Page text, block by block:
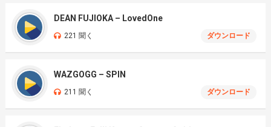
DEAN FUJIOKA – LovedOne
221 聞く ダウンロード
WAZGOGG – SPIN
211 聞く ダウンロード